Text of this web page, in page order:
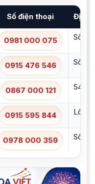
Số điện thoại Địa
0981 000 075 Số 16
0915 476 546 Số 10
0867 000 121 54
0915 595 844 Lô
0978 000 359 Số 56